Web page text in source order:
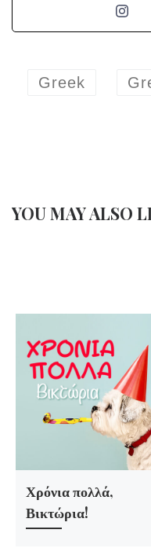
Greek
YOU MAY ALSO
Χρόνια πολλά,
Βικτώρια!